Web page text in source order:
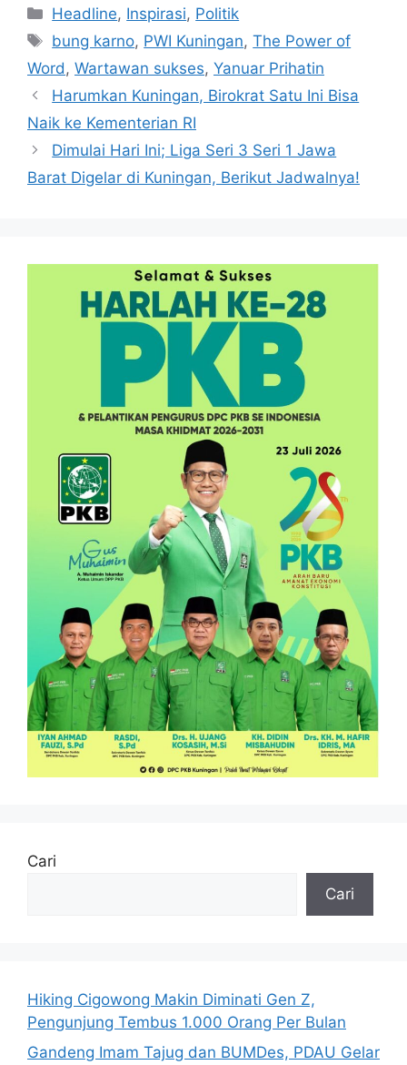
Kategori
Headline, Inspirasi, Politik
Tag
bung karno, PWI Kuningan,The Power of
Word, Wartawan sukses, Yanuar Prihatin
Harumkan Kuningan, Birokrat Satu Ini Bisa
Naik ke Kementerian RI
Dimulai Hari Ini; Liga Seri 3 Seri 1 Jawa
Barat Digelar di Kuningan, Berikut Jadwalnya!
Cari
Cari
Hiking Cigowong Makin Diminati Gen Z,
Pengunjung Tembus 1.000 Orang Per Bulan
Gandeng Imam Tajug dan BUMDes, PDAU Gelar